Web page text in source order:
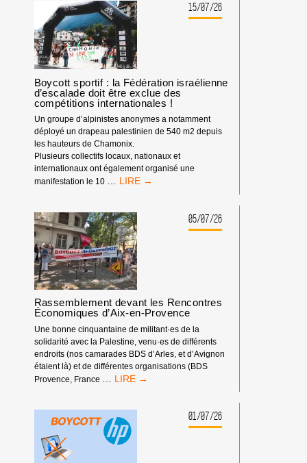
BDS
:
NOTRE
IMPACT
DEPUIS
LE
DÉBUT
DE
L’ANNÉE
2026
15/07/26
Boycott sportif : la Fédération israélienne
d’escalade doit être exclue des
compétitions internationales !
Un groupe d’alpinistes anonymes a notamment
déployé un drapeau palestinien de 540 m2 depuis
les hauteurs de Chamonix.
Plusieurs collectifs locaux, nationaux et
internationaux ont également organisé une
manifestation le 10 … BOYCOTT
LA
FÉDÉRATION
ISRAÉLIENNE
D’ESCALADE
DOIT
ÊTRE
EXCLUE
DES
COMPÉTITIONS
INTERNATIONALES
!
05/07/26
Rassemblement devant les Rencontres
Économiques d’Aix-en-Provence
Une bonne cinquantaine de militant·es de la
solidarité avec la Palestine, venu·es de différents
endroits (nos camarades BDS d’Arles, et d’Avignon
étaient là) et de différentes organisations (BDS
Provence, France
RASSEMBLEMENT
RENCONTRES
ÉCONOMIQUES
D’AIX-
01/07/26